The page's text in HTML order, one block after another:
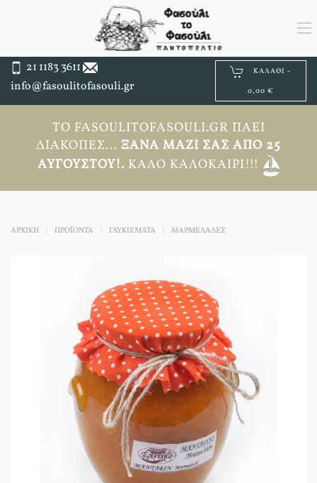
21 1183 3611
info@fasoulitofasouli.gr
ΚΑΛΆΘΙ -
0,00 €
ΤΟ FASOULITOFASOULI.GR ΠΆΕΙ
ΔΙΑΚΟΠΈΣ... ΞΑΝΆ ΜΑΖΊ ΣΑΣ ΑΠΟ 25
ΑΥΓΟΎΣΤΟΥ!. ΚΑΛΌ ΚΑΛΟΚΑΊΡΙ!!!
ΑΡΧΙΚΉ ΠΡΟΪΟΝΤΑ ΓΛΥΚΙΣΜΑΤΑ ΜΑΡΜΕΛΑΔΕΣ